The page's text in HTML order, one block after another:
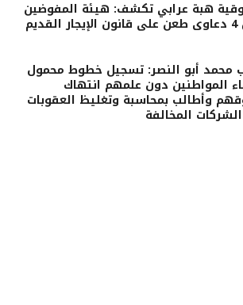
هبة عرابي تكشف: هيئة المفوضين
محمد أبو النصر: تسجيل خطوط محمول
المواطنين دون علمهم انتهاك
وأطالب بمحاسبة وتغليظ العقوبات
المخالفة